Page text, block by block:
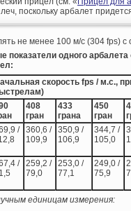
поскольку арбалет
не менее 100 м/с (304 fps)
показатели одного
скорость fps / м.с.,
408
гран
433
грана
450
гран
/
360,6 /
109,9
350,9 /
106,9
344,7 /
105,0
/
259,2 /
79,0
253,0 /
77,1
249,0 /
75,9
единицам измерения: